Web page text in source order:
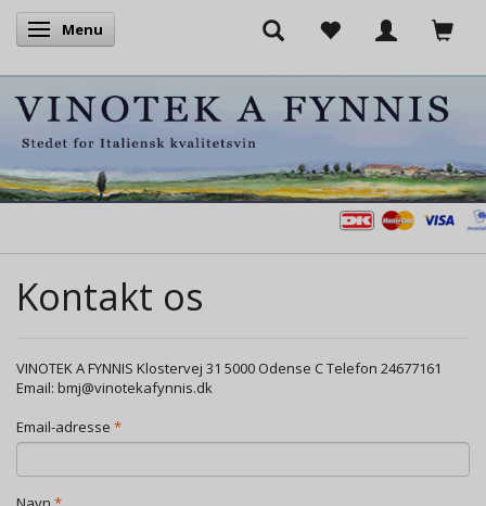
Skifte navigation
Menu
Kontakt os
VINOTEK A FYNNIS Klostervej 31 5000 Odense C Telefon 24677161
Email: bmj@vinotekafynnis.dk
Email-adresse